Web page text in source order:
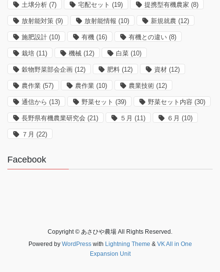
土壌分析 (7) 宅配セット (19) 提携型有機農家 (8)
放射能対策 (9) 放射能情報 (10) 新規就農 (12)
施肥設計 (10) 有機 (16) 有機との違い (8)
栽培 (11) 機械 (12) 白菜 (10)
穀物野菜部会企画 (12) 肥料 (12) 資材 (12)
農作業 (57) 農作業 (10) 農業技術 (12)
通信から (13) 野菜セット (39) 野菜セット内容 (30)
長野県有機農業研究会 (21) ５月 (11) ６月 (10)
７月 (22)
Facebook
Copyright © あさひや農場 All Rights Reserved.
Powered by WordPresswith Lightning Theme & VK All in One
Expansion Unit